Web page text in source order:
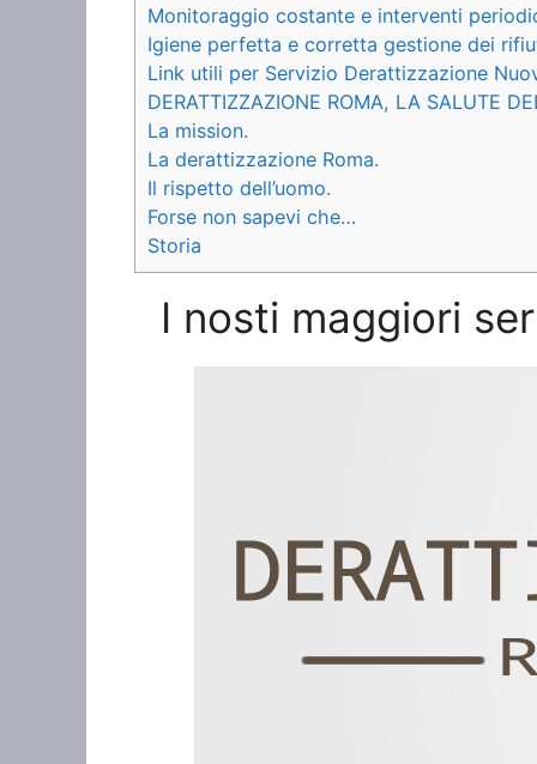
Monitoraggio costante e interventi
Igiene perfetta e corretta gestione dei
Link utili per Servizio Derattizzazione
DERATTIZZAZIONE ROMA, LA SALUTE
La mission.
La derattizzazione Roma.
Il rispetto dell’uomo.
Forse non sapevi che…
Storia
I nosti maggiori